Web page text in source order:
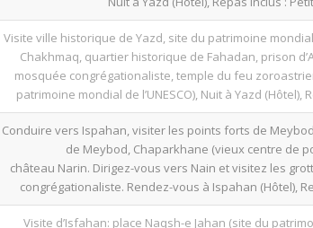
Visite ville historique de Yazd, site du patrimoine mondial
Chakhmaq, quartier historique de Fahadan, prison
mosquée congrégationaliste, temple du feu
patrimoine mondial de l’UNESCO), Nuit à Yazd
Conduire vers Ispahan, visiter les points forts de
de Meybod, Chaparkhane (vieux centre de
château Narin. Dirigez-vous vers Nain et visitez les
congrégationaliste. Rendez-vous à Ispahan (Hôtel),
Visite d’Isfahan: place Naqsh-e Jahan (site du